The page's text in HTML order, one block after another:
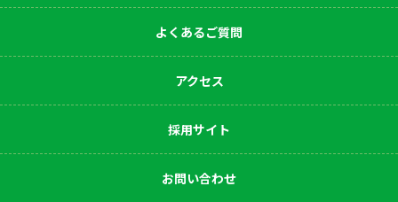
よくあるご質問
アクセス
採用サイト
お問い合わせ